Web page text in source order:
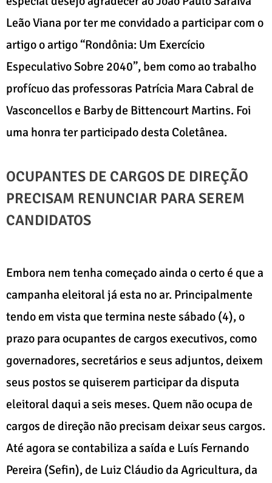
Leão Viana por ter me convidado a participar com o
artigo o artigo “Rondônia: Um Exercício
Especulativo Sobre 2040”, bem como ao trabalho
profícuo das professoras Patrícia Mara Cabral de
Vasconcellos e Barby de Bittencourt Martins. Foi
uma honra ter participado desta Coletânea.
OCUPANTES DE CARGOS DE DIREÇÃO
PRECISAM RENUNCIAR PARA SEREM
CANDIDATOS
Embora nem tenha começado ainda o certo é que a
campanha eleitoral já esta no ar. Principalmente
tendo em vista que termina neste sábado (4), o
prazo para ocupantes de cargos executivos, como
governadores, secretários e seus adjuntos, deixem
seus postos se quiserem participar da disputa
eleitoral daqui a seis meses. Quem não ocupa de
cargos de direção não precisam deixar seus cargos.
Até agora se contabiliza a saída e Luís Fernando
Pereira (Sefin), de Luiz Cláudio da Agricultura, da